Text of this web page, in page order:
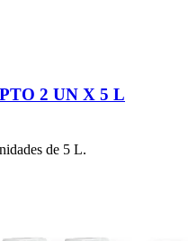
2 UN X 5 L
de 5 L.